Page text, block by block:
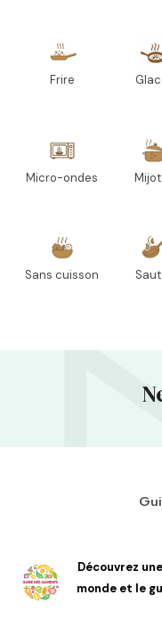
Frire
Micro-ondes
Sans cuisson
Découvrez
monde et le